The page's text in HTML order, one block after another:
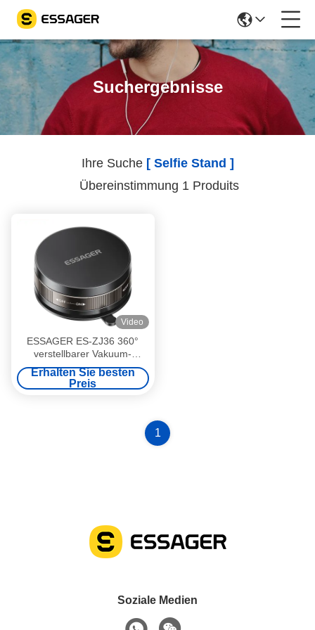
Suchergebnisse
Ihre Suche [ Selfie Stand ]
Übereinstimmung 1 Produits
Video
ESSAGER ES-ZJ36 360°
verstellbarer Vakuum-
Saugmagnet-Autohalterung
für Mobiltelefone
Erhalten Sie besten
Preis
1
Soziale Medien